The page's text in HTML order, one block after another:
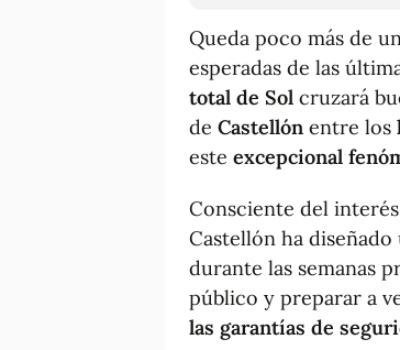
Queda poco más de
esperadas de las
total de Sol cruzará
de Castellón entre los
este excepcional
Consciente del
Castellón ha diseñado
durante las semanas
público y preparar a
las garantías de